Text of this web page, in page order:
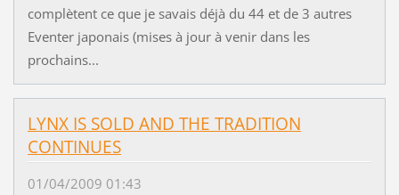
complètent ce que je savais déjà du 44 et de 3 autres
Eventer japonais (mises à jour à venir dans les
prochains...
LYNX IS SOLD AND THE TRADITION
CONTINUES
01/04/2009 01:43